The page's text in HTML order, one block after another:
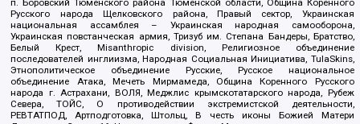
Русского народа Щелковского района, Правый сектор, Украинская
национальная ассамблея – Украинская народная самооборона,
Украинская повстанческая армия, Тризуб им. Степана Бандеры, Братство,
Белый Крест, Misanthropic division, Религиозное объединение
последователей инглиизма, Народная Социальная Инициатива, TulaSkins,
Этнополитическое объединение Русские, Русское национальное
объединение Атака, Мечеть Мирмамеда, Община Коренного Русского
народа г. Астрахани, ВОЛЯ, Меджлис крымскотатарского народа, Рубеж
Севера, ТОЙС, О противодействии экстремистской деятельности,
РЕВТАТПОД, Артподготовка, Штольц, В честь иконы Божией Матери